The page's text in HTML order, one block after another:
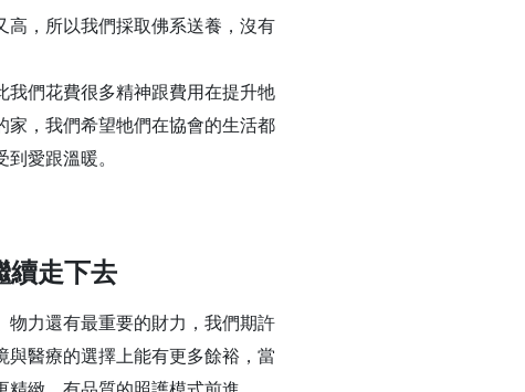
，所以我們採取佛系送養，沒有
們花費很多精神跟費用在提升牠
，我們希望牠們在協會的生活都
愛跟溫暖。
續走下去
力還有最重要的財力，我們期許
與醫療的選擇上能有更多餘裕，當